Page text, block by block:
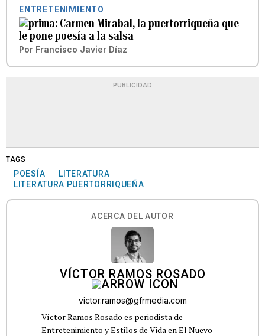
ENTRETENIMIENTO
Carmen Mirabal, la puertorriqueña que
le pone poesía a la salsa
Por Francisco Javier Díaz
PUBLICIDAD
TAGS
POESÍA
LITERATURA
LITERATURA PUERTORRIQUEÑA
ACERCA DEL AUTOR
VÍCTOR RAMOS ROSADO
victor.ramos@gfrmedia.com
Víctor Ramos Rosado es periodista de
Entretenimiento y Estilos de Vida en El Nuevo